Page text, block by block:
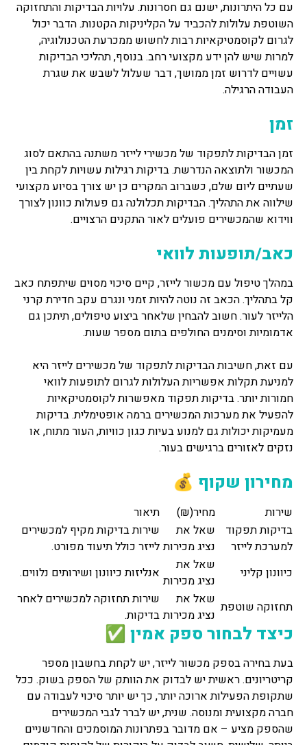
עם כל היתרונות, ישנם גם חסרונות. עלויות הבדיקות והתחזוקה
השוטפת עלולות להכביד על הקליניקות הקטנות. הדבר יכול
לגרום לקוסמטיקאיות רבות לחשוש ממכרעת הטכנולוגיה,
למרות שיש להן ידע מקצועי רחב. בנוסף, תהליכי הבדיקות
עשויים לדרוש זמן ממושך, דבר שעלול לשבש את שגרת
העבודה הרגילה.
זמן
זמן הבדיקות לתפקוד של מכשירי לייזר משתנה בהתאם לסוג
המכשור ולתוצאה הנדרשת. בדיקות רגילות עשויות לקחת בין
שעתיים ליום שלם, כשברוב המקרים כן יש צורך בסיוע מקצועי
שילווה את התהליך. הבדיקות תכלולנה גם פעולות כוונון לצורך
ווידוא שהמכשירים פועלים לאור התקנים הרצויים.
כאב/תופעות לוואי
במהלך טיפול עם מכשור לייזר, קיים סיכוי מסוים שיתפתח כאב
קל בתהליך. הכאב זה נוטה להיות זמני ונגרם עקב חדירת קרני
הלייזר לעור. חשוב להבחין שלאחר ביצוע טיפולים, תיתכן גם
אדמומיות וסימנים החולפים בתום מספר שעות.
עם זאת, חשיבות הבדיקות לתפקוד של מכשירים לייזר היא
למניעת תקלות אפשריות העלולות לגרום לתופעות לוואי
חמורות יותר. בדיקות תפקוד מאפשרות לקוסמטיקאיות
להפעיל את מערכות המכשירים ברמה אופטימלית. בדיקות
מעמיקות יכולות גם למנוע בעיות כגון כוויות, העור מתוח, או
נזקים לאזורים ברגישים בעור.
מחירון שקוף 💰
שירות מחיר(₪)
תיאור
בדיקות תפקוד
למערכת לייזר
שאל את
נציג מכירות
שירות בדיקות מקיף למכשירים
לייזר כולל תיעוד מפורט.
כיוונון קליני
שאל את
נציג מכירות אנליזות כיוונון ושירותים נלווים.
תחזוקה שוטפת שאל את
נציג מכירות
שירות תחזוקה למכשירים לאחר
בדיקות.
כיצד לבחור ספק אמין ✅
בעת בחירה בספק מכשור לייזר, יש לקחת בחשבון מספר
קריטריונים. ראשית יש לבדוק את הוותק של הספק בשוק. ככל
שתקופת הפעילות ארוכה יותר, כך יש יותר סיכוי לעבודה עם
חברה מקצועית ומנוסה. שנית, יש לברר לגבי המכשירים
שהספק מציע – אם מדובר בפתרונות המוסמכים והחדשניים